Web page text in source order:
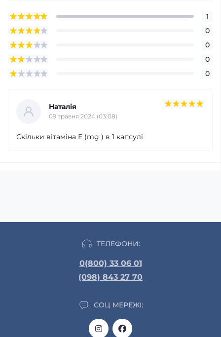
1
0
0
0
0
Наталія
09 травня 2024 (03:08)
Скільки вітаміна Е (mg ) в 1 капсулі
ТЕЛЕФОНИ:
0(800) 33 06 01
(098) 843 27 70
СОЦ МЕРЕЖІ: